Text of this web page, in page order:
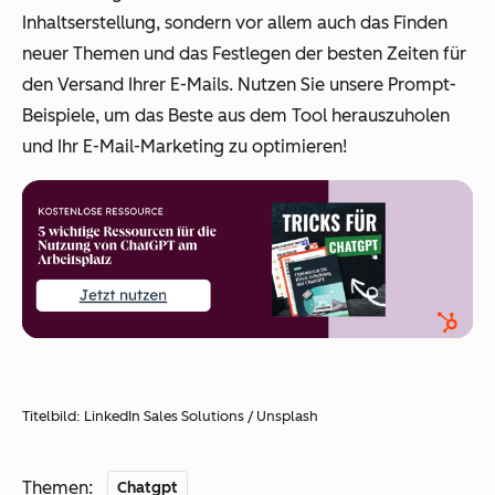
Inhaltserstellung, sondern vor allem auch das Finden
neuer Themen und das Festlegen der besten Zeiten für
den Versand Ihrer E-Mails. Nutzen Sie unsere Prompt-
Beispiele, um das Beste aus dem Tool herauszuholen
und Ihr E-Mail-Marketing zu optimieren!
Titelbild: LinkedIn Sales Solutions / Unsplash
Themen: Chatgpt